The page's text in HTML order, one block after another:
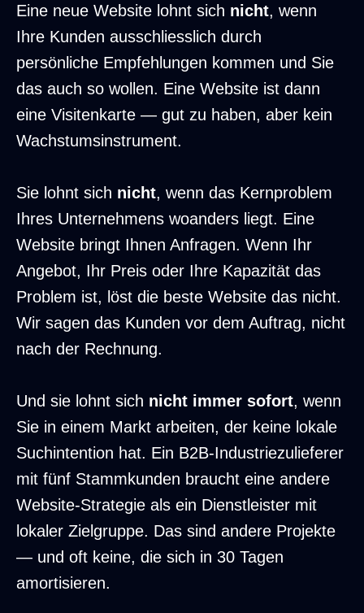
Eine neue Website lohnt sich nicht, wenn
Ihre Kunden ausschliesslich durch
persönliche Empfehlungen kommen und Sie
das auch so wollen. Eine Website ist dann
eine Visitenkarte — gut zu haben, aber kein
Wachstumsinstrument.
Sie lohnt sich nicht, wenn das Kernproblem
Ihres Unternehmens woanders liegt. Eine
Website bringt Ihnen Anfragen. Wenn Ihr
Angebot, Ihr Preis oder Ihre Kapazität das
Problem ist, löst die beste Website das nicht.
Wir sagen das Kunden vor dem Auftrag, nicht
nach der Rechnung.
Und sie lohnt sich nicht immer sofort, wenn
Sie in einem Markt arbeiten, der keine lokale
Suchintention hat. Ein B2B-Industriezulieferer
mit fünf Stammkunden braucht eine andere
Website-Strategie als ein Dienstleister mit
lokaler Zielgruppe. Das sind andere Projekte
— und oft keine, die sich in 30 Tagen
amortisieren.